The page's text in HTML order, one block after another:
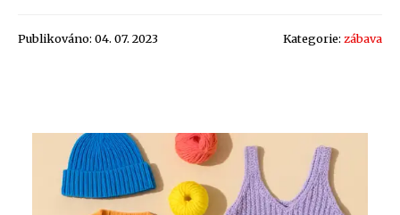
Publikováno: 04. 07. 2023 Kategorie: zábava